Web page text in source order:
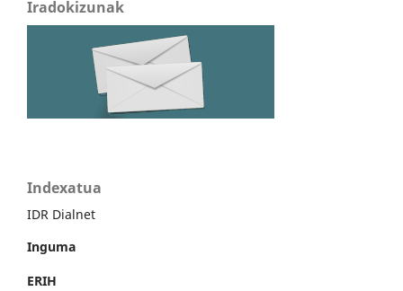
Iradokizunak
Indexatua
IDR Dialnet
Inguma
ERIH